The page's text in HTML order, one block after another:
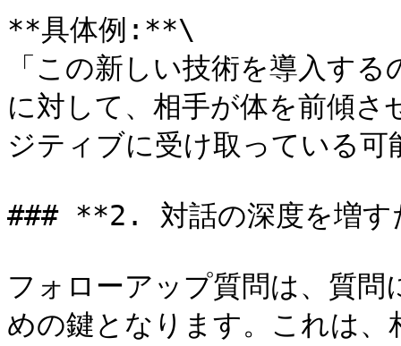
**具体例:**\
「この新しい技術を導入す
に対して、相手が体を前傾
ジティブに受け取っている可
### **2. 対話の深度を増す
フォローアップ質問は、質
めの鍵となります。これは